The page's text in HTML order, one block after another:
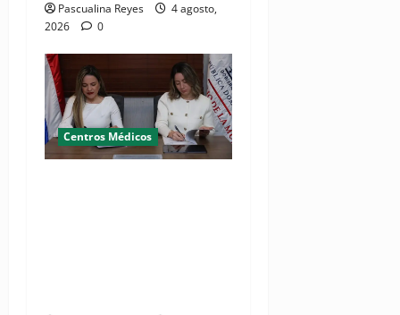
Pascualina Reyes
4 agosto,
2026
0
Centros Médicos